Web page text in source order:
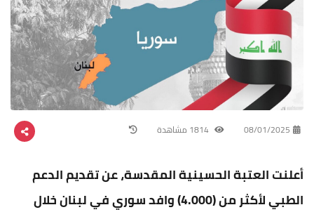
08/01/2025
أعلنت العتبة الحسينية المقدسة، عن تقديم الدعم
الطبي لأكثر من (4.000) وافد سوري في لبنان خلال